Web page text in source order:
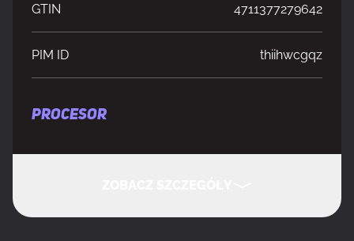
GTIN 4711377279642
PIM ID thiihwcgqz
PROCESOR